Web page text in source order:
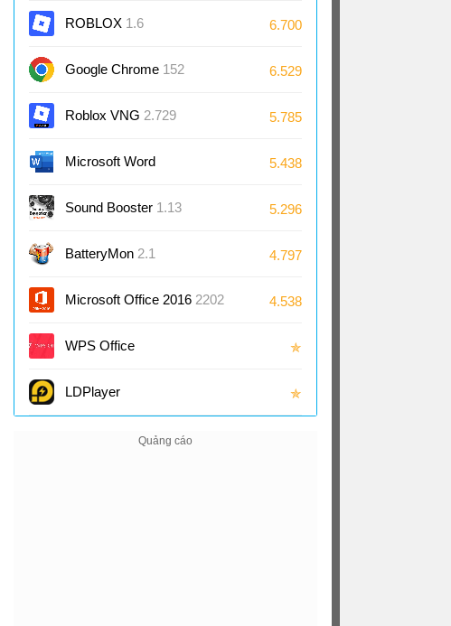
ROBLOX 1.6 6.700
Google Chrome 152 6.529
Roblox VNG 2.729 5.785
Microsoft Word
2024/2021/2019/2016
5.438
Sound Booster 1.13 5.296
BatteryMon 2.1 4.797
Microsoft Office 2016 2202
(16.0
4.538
WPS Office ✯
LDPlayer ✯